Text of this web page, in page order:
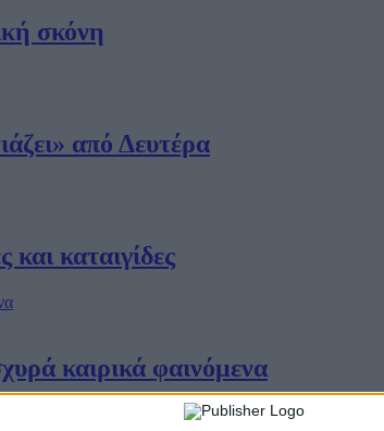
σκόνη
από Δευτέρα
καταιγίδες
καιρικά φαινόμενα